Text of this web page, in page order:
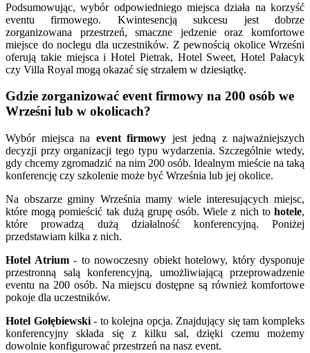
Podsumowując, wybór odpowiedniego miejsca działa na korzyść
eventu firmowego. Kwintesencją sukcesu jest dobrze
zorganizowana przestrzeń, smaczne jedzenie oraz komfortowe
miejsce do noclegu dla uczestników. Z pewnością okolice Wrześni
oferują takie miejsca i Hotel Pietrak, Hotel Sweet, Hotel Pałacyk
czy Villa Royal mogą okazać się strzałem w dziesiątkę.
Gdzie zorganizować event firmowy na 200 osób we
Wrześni lub w okolicach?
Wybór miejsca na event firmowy jest jedną z najważniejszych
decyzji przy organizacji tego typu wydarzenia. Szczególnie wtedy,
gdy chcemy zgromadzić na nim 200 osób. Idealnym mieście na taką
konferencję czy szkolenie może być Września lub jej okolice.
Na obszarze gminy Września mamy wiele interesujących miejsc,
które mogą pomieścić tak dużą grupę osób. Wiele z nich to hotele,
które prowadzą dużą działalność konferencyjną. Poniżej
przedstawiam kilka z nich.
Hotel Atrium- to nowoczesny obiekt hotelowy, który dysponuje
przestronną salą konferencyjną, umożliwiającą przeprowadzenie
eventu na 200 osób. Na miejscu dostępne są również komfortowe
pokoje dla uczestników.
Hotel Gołębiewski- to kolejna opcja. Znajdujący się tam kompleks
konferencyjny składa się z kilku sal, dzięki czemu możemy
dowolnie konfigurować przestrzeń na nasz event.